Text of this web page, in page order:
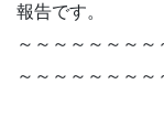
報告です。
～～～～～～～
～～～～～～～～